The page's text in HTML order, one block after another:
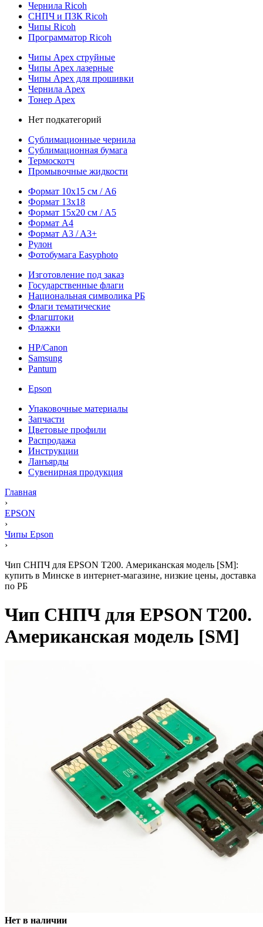
Чернила Ricoh
СНПЧ и ПЗК Ricoh
Чипы Ricoh
Программатор Ricoh
Чипы Apex струйные
Чипы Apex лазерные
Чипы Apex для прошивки
Чернила Apex
Тонер Apex
Нет подкатегорий
Сублимационные чернила
Сублимационная бумага
Термоскотч
Промывочные жидкости
Формат 10х15 см / A6
Формат 13х18
Формат 15х20 см / A5
Формат А4
Формат A3 / A3+
Рулон
Фотобумага Easyphoto
Изготовление под заказ
Государственные флаги
Национальная символика РБ
Флаги тематические
Флагштоки
Флажки
HP/Canon
Samsung
Pantum
Epson
Упаковочные материалы
Запчасти
Цветовые профили
Распродажа
Инструкции
Ланъярды
Сувенирная продукция
Главная
›
EPSON
›
Чипы Epson
›
Чип СНПЧ для EPSON T200. Американская модель [SM]:
купить в Минске в интернет-магазине, низкие цены, доставка
по РБ
Чип СНПЧ для EPSON T200.
Американская модель [SM]
Нет в наличии